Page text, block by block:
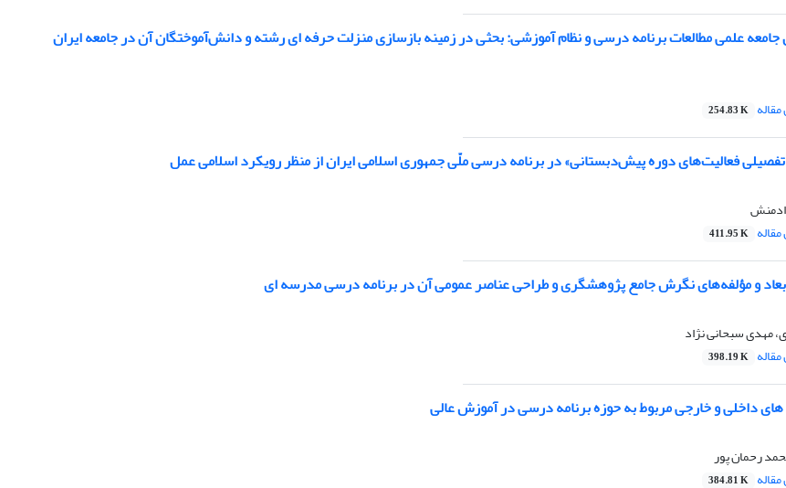
جامعه علمی مطالعات برنامه درسی و نظام آموزشی: بحثی در زمینه بازسازی منزلت حرفه‏ ای رشته و دانش‌آموختگان آن در جامعه ایران
254.83 K
فعالیت‌های دوره پیش‌دبستانی» در برنامه درسی ملّی جمهوری اسلامی ایران از منظر رویکرد اسلامی عمل
411.95 K
و مؤلفه‌های نگرش جامع پژوهشگری و طراحی عناصر عمومی آن در برنامه درسی مدرسه‏ ای
مهدی سبحانی نژاد
398.19 K
داخلی و خارجی مربوط به حوزه برنامه درسی در آموزش عالی
رحمان پور
384.81 K